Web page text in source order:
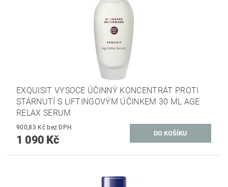
EXQUISIT VYSOCE ÚČINNÝ KONCENTRÁT PROTI
STÁRNUTÍ S LIFTINGOVÝM ÚČINKEM 30 ML AGE
RELAX SERUM
900,83 Kč bez DPH
1 090 Kč